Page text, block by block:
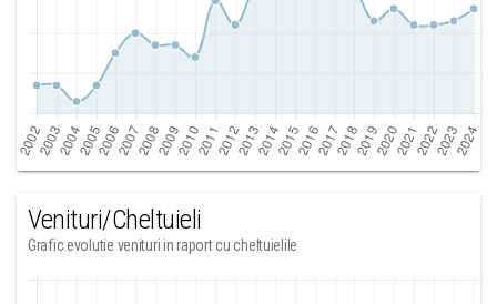
Venituri/Cheltuieli
Grafic evolutie venituri in raport cu cheltuielile